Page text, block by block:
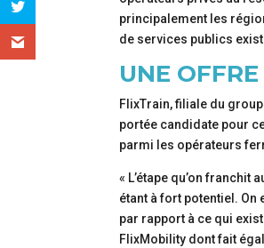
principalement les
de services publics
UNE
FlixTrain, filiale du
portée candidate pour
parmi les opérateurs
« L’étape qu’on
étant à fort potentiel.
par rapport à ce qui
FlixMobility dont fait